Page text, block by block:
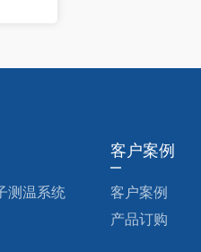
测温系统
客户案例
客户案例
产品订购